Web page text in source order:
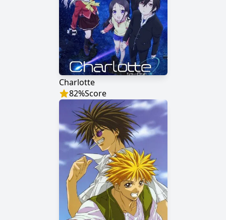
Charlotte
82%Score